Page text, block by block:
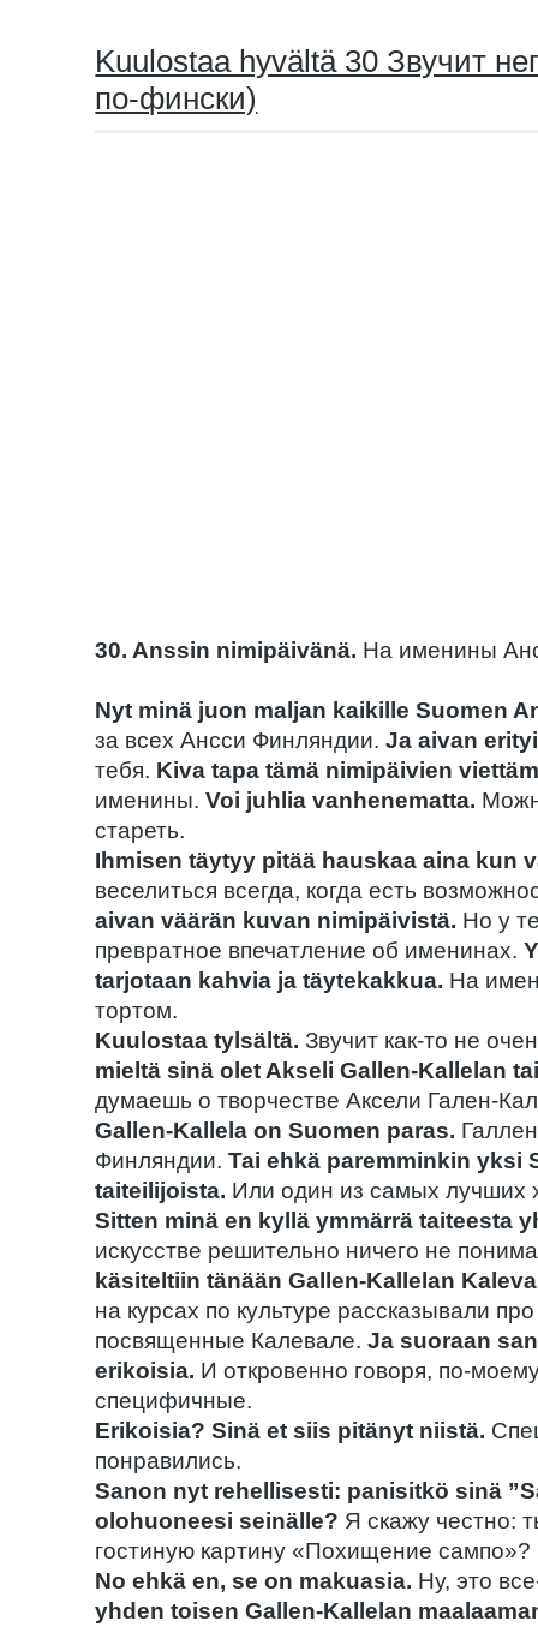
Kuulostaa hyvältä 30 Звучит
по-фински)
30. Anssin nimipäivänä. На именины
Nyt minä juon maljan kaikille Suomen
за всех Ансси Финляндии.Ja aivan
тебя. Kiva tapa tämä nimipäivien
именины.Voi juhlia vanhenematta.
стареть.
Ihmisen täytyy pitää hauskaa aina kun
веселиться всегда, когда есть
aivan väärän kuvan nimipäivistä. Но у
превратное впечатление об именинах.
tarjotaan kahvia ja täytekakkua. На
тортом.
Kuulostaa tylsältä. Звучит как-то не
mieltä sinä olet Akseli Gallen-Kallelan
думаешь о творчестве Аксели Гален-
Gallen-Kallela on Suomen paras.
Финляндии.Tai ehkä paremminkin yksi
taiteilijoista. Или один из самых лучших
Sitten minä en kyllä ymmärrä taiteesta
искусстве решительно ничего не
käsiteltiin tänään Gallen-Kallelan
на курсах по культуре рассказывали
посвященные Калевале.Ja suoraan
erikoisia. И откровенно говоря, по-
специфичные.
Erikoisia? Sinä et siis pitänyt niistä.
понравились.
Sanon nyt rehellisesti: panisitkö sinä
olohuoneesi seinälle? Я скажу честно:
гостиную картину «Похищение сампо»?
No ehkä en, se on makuasia. Ну, это
yhden toisen Gallen-Kallelan